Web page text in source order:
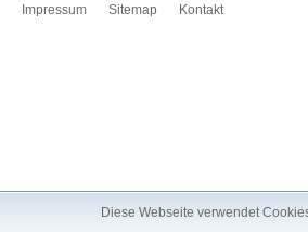
Diese Webseite verwendet
Impressum Sitemap Kontakt